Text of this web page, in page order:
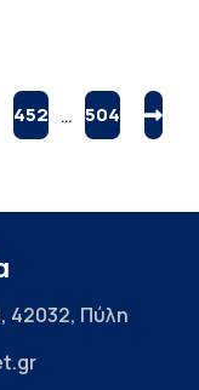
452 … 504
42032, Πύλη